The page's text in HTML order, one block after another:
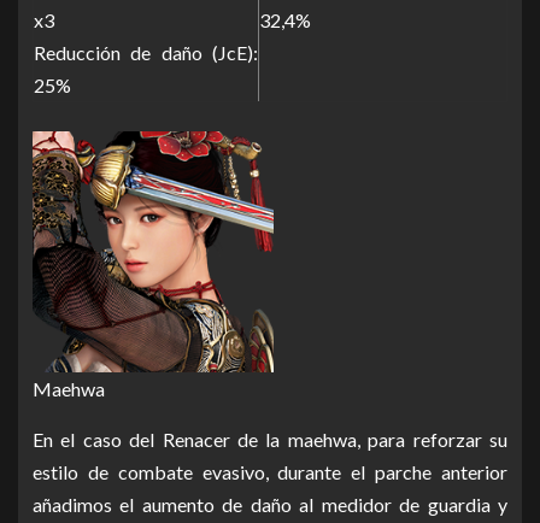
x3
Reducción de daño (JcE):
25%
32,4%
Maehwa
En el caso del Renacer de la maehwa, para reforzar su
estilo de combate evasivo, durante el parche anterior
añadimos el aumento de daño al medidor de guardia y